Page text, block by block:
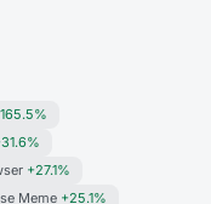
+27.1%
Meme +25.1%